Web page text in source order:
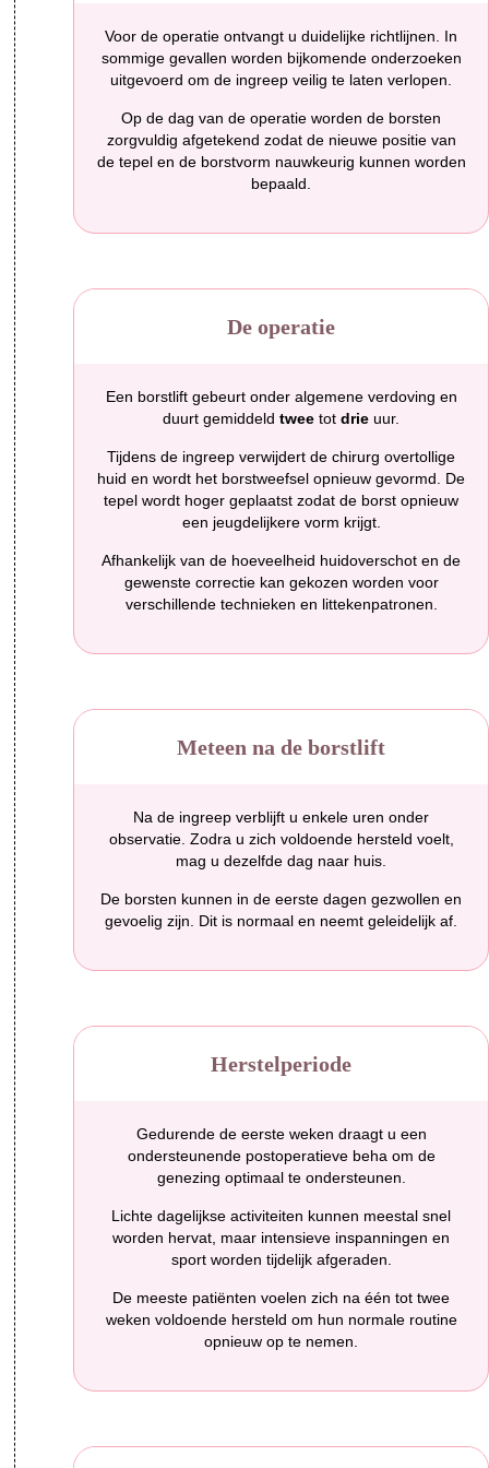
Voor de operatie ontvangt u duidelijke richtlijnen. In
sommige gevallen worden bijkomende onderzoeken
uitgevoerd om de ingreep veilig te laten verlopen.
Op de dag van de operatie worden de borsten
zorgvuldig afgetekend zodat de nieuwe positie van
de tepel en de borstvorm nauwkeurig kunnen worden
bepaald.
De operatie
Een borstlift gebeurt onder algemene verdoving en
duurt gemiddeldtwee totdrie uur.
Tijdens de ingreep verwijdert de chirurg overtollige
huid en wordt het borstweefsel opnieuw gevormd. De
tepel wordt hoger geplaatst zodat de borst opnieuw
een jeugdelijkere vorm krijgt.
Afhankelijk van de hoeveelheid huidoverschot en de
gewenste correctie kan gekozen worden voor
verschillende technieken en littekenpatronen.
Meteen na de borstlift
Na de ingreep verblijft u enkele uren onder
observatie. Zodra u zich voldoende hersteld voelt,
mag u dezelfde dag naar huis.
De borsten kunnen in de eerste dagen gezwollen en
gevoelig zijn. Dit is normaal en neemt geleidelijk af.
Herstelperiode
Gedurende de eerste weken draagt u een
ondersteunende postoperatieve beha om de
genezing optimaal te ondersteunen.
Lichte dagelijkse activiteiten kunnen meestal snel
worden hervat, maar intensieve inspanningen en
sport worden tijdelijk afgeraden.
De meeste patiënten voelen zich na één tot twee
weken voldoende hersteld om hun normale routine
opnieuw op te nemen.